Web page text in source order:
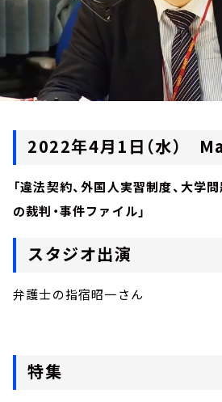
2022年4月1日（水）
「違法契約、外国人実習制度、大学
の裁判・事件ファイル」
スタジオ出演
弁護士の指宿昭一さん
特集